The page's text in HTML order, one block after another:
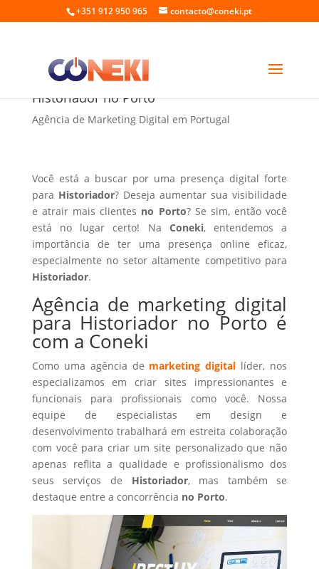
+351 912 950 965 contacto@coneki.pt
Agência de marketing digital para
Historiador no Porto
Agência de Marketing Digital em Portugal
Você está a buscar por uma presença digital forte
para Historiador? Deseja aumentar sua visibilidade
e atrair mais clientes no Porto? Se sim, então você
está no lugar certo! Na Coneki, entendemos a
importância de ter uma presença online eficaz,
especialmente no setor altamente competitivo para
Historiador.
Agência de marketing digital
para Historiador no Porto é
com a Coneki
Como uma agência de marketing digital líder, nos
especializamos em criar sites impressionantes e
funcionais para profissionais como você. Nossa
equipe de especialistas em design e
desenvolvimento trabalhará em estreita colaboração
com você para criar um site personalizado que não
apenas reflita a qualidade e profissionalismo dos
seus serviços de Historiador, mas também se
destaque entre a concorrência no Porto.